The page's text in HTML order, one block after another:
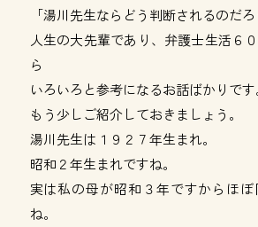
「湯川先生ならどう判断されるのだろ
人生の大先輩であり、弁護士生活６
ら
いろいろと参考になるお話ばかりです
もう少しご紹介しておきましょう。
湯川先生は１９２７年生まれ。
昭和２年生まれですね。
実は私の母が昭和３年ですからほ
ね。